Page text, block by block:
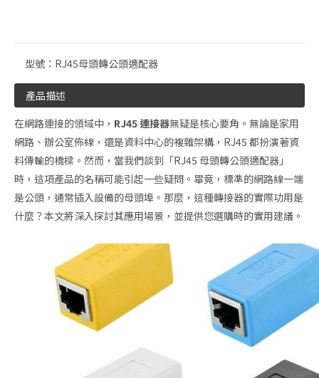
型號： RJ45母頭轉公頭適配器
產品描述
在網路連接的領域中， RJ45 連接器無疑是核心要角。無論是家用
網路、辦公室佈線，還是資料中心的複雜架構，RJ45 都扮演著資
料傳輸的橋樑。然而，當我們談到「RJ45 母頭轉公頭適配器」
時，這項產品的名稱可能引起一些疑問。畢竟，標準的網路線一端
是公頭，通常插入設備的母頭埠。那麼，這種轉接器的實際功用是
什麼？本文將深入探討其應用場景，並提供您選購時的實用建議。